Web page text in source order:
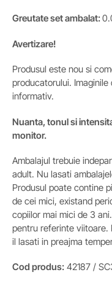
Greutate set ambalat:
Avertizare!
Produsul este nou si
producatorului.
informativ.
Nuanta, tonul si
monitor.
Ambalajul trebuie
adult. Nu lasati
Produsul poate contine
de cei mici, existand
copiilor mai mici de 3
pentru referinte viitoare.
il lasati in preajma
Cod produs: 42187 /